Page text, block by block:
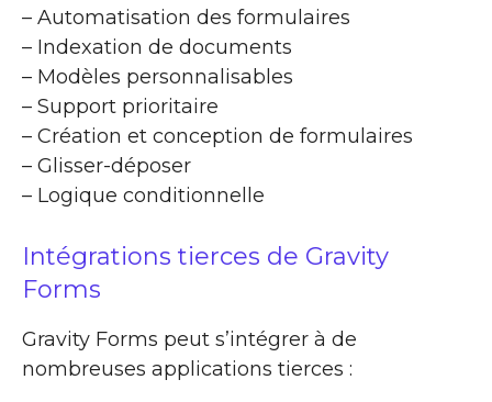
– Automatisation des formulaires
– Indexation de documents
– Modèles personnalisables
– Support prioritaire
– Création et conception de formulaires
– Glisser-déposer
– Logique conditionnelle
Intégrations tierces de Gravity
Forms
Gravity Forms peut s’intégrer à de
nombreuses applications tierces :